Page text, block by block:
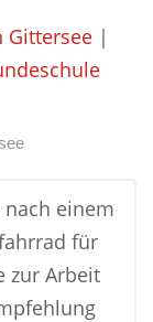
Gittersee |
nach einem
für
zur Arbeit